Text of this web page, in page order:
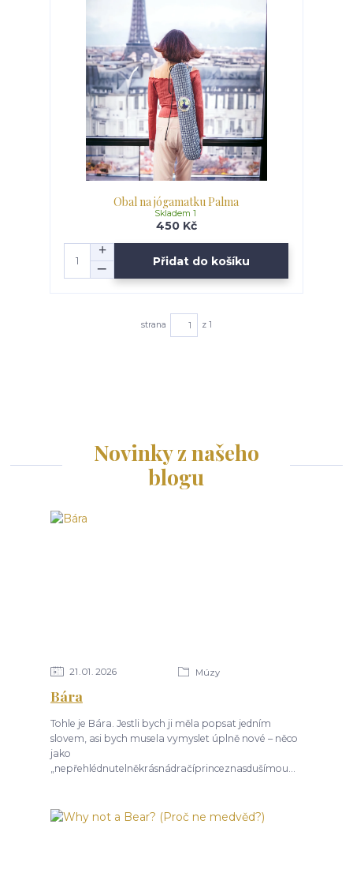
Obal na jógamatku Palma
450 Kč
Skladem 1
Přidat do košíku
strana z 1
Novinky z našeho
blogu
21 01 2026 Múzy
Bára
Tohle je Bára. Jestli bych ji měla popsat jedním
slovem, asi bych musela vymyslet úplně nové – něco
jako
„nepřehlédnutelněkrásnádračíprinceznasdušímou...